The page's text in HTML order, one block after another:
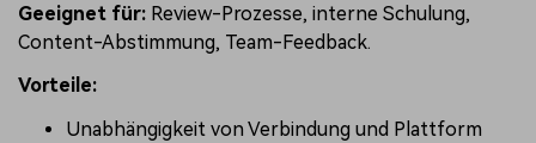
Geeignet für: Review-Prozesse, interne Schulung,
Content-Abstimmung, Team-Feedback.
Vorteile:
Unabhängigkeit von Verbindung und Plattform